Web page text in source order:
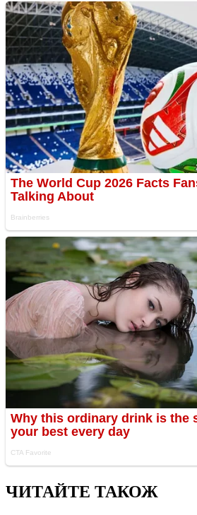
ЧИТАЙТЕ ТАКОЖ